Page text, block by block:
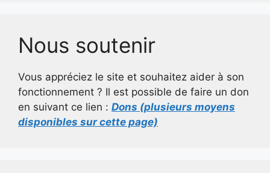
Nous soutenir
Vous appréciez le site et souhaitez aider à son
fonctionnement ? Il est possible de faire un don
en suivant ce lien : Dons (plusieurs moyens
disponibles sur cette page)